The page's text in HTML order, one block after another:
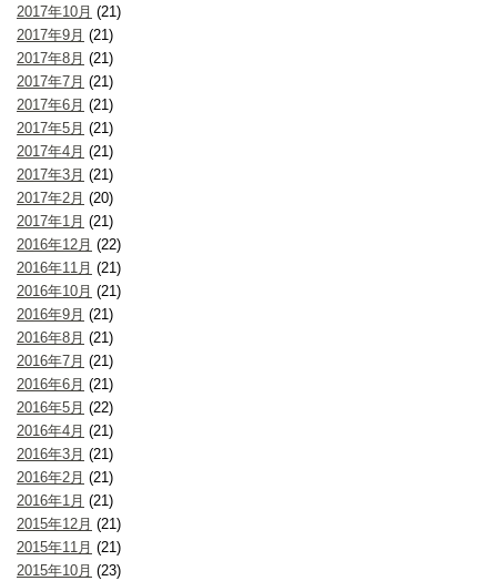
2017年10月 (21)
2017年9月 (21)
2017年8月 (21)
2017年7月 (21)
2017年6月 (21)
2017年5月 (21)
2017年4月 (21)
2017年3月 (21)
2017年2月 (20)
2017年1月 (21)
2016年12月 (22)
2016年11月 (21)
2016年10月 (21)
2016年9月 (21)
2016年8月 (21)
2016年7月 (21)
2016年6月 (21)
2016年5月 (22)
2016年4月 (21)
2016年3月 (21)
2016年2月 (21)
2016年1月 (21)
2015年12月 (21)
2015年11月 (21)
2015年10月 (23)